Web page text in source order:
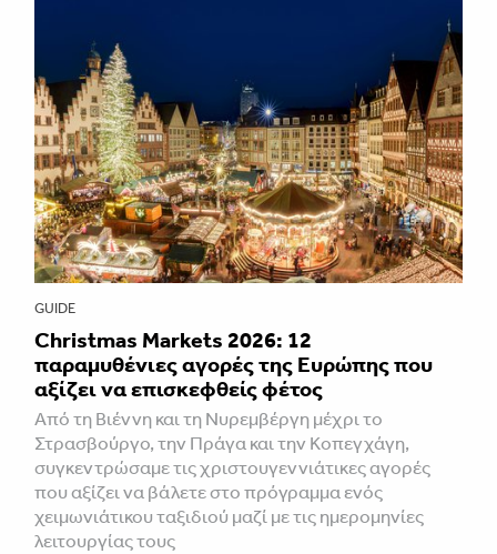
GUIDE
Christmas Markets 2026: 12
παραμυθένιες αγορές της Ευρώπης που
αξίζει να επισκεφθείς φέτος
Από τη Βιέννη και τη Νυρεμβέργη μέχρι το
Στρασβούργο, την Πράγα και την Κοπεγχάγη,
συγκεντρώσαμε τις χριστουγεννιάτικες αγορές
που αξίζει να βάλετε στο πρόγραμμα ενός
χειμωνιάτικου ταξιδιού μαζί με τις ημερομηνίες
λειτουργίας τους